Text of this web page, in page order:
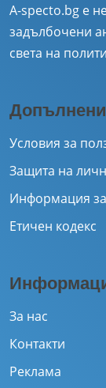
A-specto.bg е
задълбочени
света на
Условия за
Защита на
Информация за
Етичен кодекс
За нас
Контакти
Реклама